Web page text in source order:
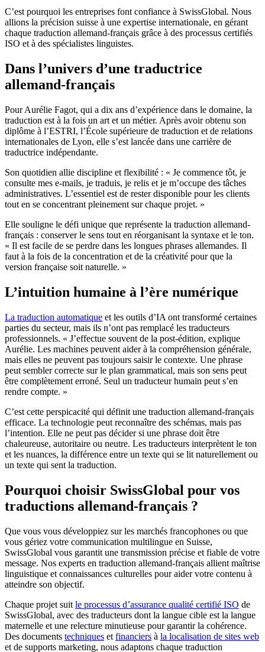
C’est pourquoi les entreprises font confiance à SwissGlobal. Nous
allions la précision suisse à une expertise internationale, en gérant
chaque traduction allemand-français grâce à des processus certifiés
ISO et à des spécialistes linguistes.
Dans l’univers d’une traductrice
allemand-français
Pour Aurélie Fagot, qui a dix ans d’expérience dans le domaine, la
traduction est à la fois un art et un métier. Après avoir obtenu son
diplôme à l’ESTRI, l’École supérieure de traduction et de relations
internationales de Lyon, elle s’est lancée dans une carrière de
traductrice indépendante.
Son quotidien allie discipline et flexibilité : « Je commence tôt, je
consulte mes e-mails, je traduis, je relis et je m’occupe des tâches
administratives. L’essentiel est de rester disponible pour les clients
tout en se concentrant pleinement sur chaque projet. »
Elle souligne le défi unique que représente la traduction allemand-
français : conserver le sens tout en réorganisant la syntaxe et le ton.
« Il est facile de se perdre dans les longues phrases allemandes. Il
faut à la fois de la concentration et de la créativité pour que la
version française soit naturelle. »
L’intuition humaine à l’ère numérique
La traduction automatique et les outils d’IA ont transformé certaines
parties du secteur, mais ils n’ont pas remplacé les traducteurs
professionnels. « J’effectue souvent de la post-édition, explique
Aurélie. Les machines peuvent aider à la compréhension générale,
mais elles ne peuvent pas toujours saisir le contexte. Une phrase
peut sembler correcte sur le plan grammatical, mais son sens peut
être complètement erroné. Seul un traducteur humain peut s’en
rendre compte. »
C’est cette perspicacité qui définit une traduction allemand-français
efficace. La technologie peut reconnaître des schémas, mais pas
l’intention. Elle ne peut pas décider si une phrase doit être
chaleureuse, autoritaire ou neutre. Les traducteurs interprètent le ton
et les nuances, la différence entre un texte qui se lit naturellement ou
un texte qui sent la traduction.
Pourquoi choisir SwissGlobal pour vos
traductions allemand-français ?
Que vous vous développiez sur les marchés francophones ou que
vous gériez votre communication multilingue en Suisse,
SwissGlobal vous garantit une transmission précise et fiable de votre
message. Nos experts en traduction allemand-français allient maîtrise
linguistique et connaissances culturelles pour aider votre contenu à
atteindre son objectif.
Chaque projet suit le processus d’assurance qualité certifié ISO de
SwissGlobal, avec des traducteurs dont la langue cible est la langue
maternelle et une relecture minutieuse pour garantir la cohérence.
Des documents techniques et financiers à la localisation de sites web
et de supports marketing, nous adaptons chaque traduction